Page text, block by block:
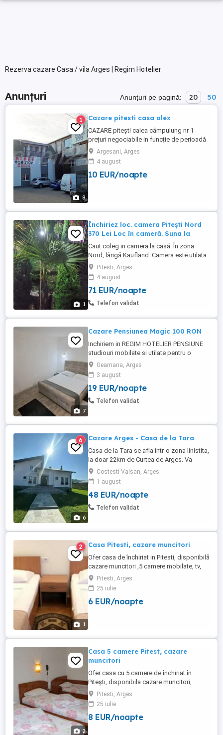
Rezerva cazare Casa / vila Arges | Regim Hotelier
Anunțuri Anunțuri pe pagină: 20 50
8
1 Cazare pitesti casa alex
CAZARE pitești calea câmpulung nr 1
prețuri negociabile in funcție de perioadă
Argesani, Arges
4 august
10 EUR/noapte
1
Închiriez loc. camera Pitești Nord
370 Lei Loc în cameră. Suna la
Caut coleg in camera la casă. În zona
Nord, lângă Kaufland. Camera este utilata
pt. 2 persoane, condiții avantajoase. 370
Lei de persoana + utilități. Nu scrieti
mesaje.
Pitesti, Arges
4 august
71 EUR/noapte
Telefon validat
7
Cazare Pensiunea Magic 100 RON
Inchiriem in REGIM HOTELIER PENSIUNE
studiouri mobilate si utilate pentru o
acomodare cat mai confortabila, fie pe
termen scurt ori de durata. Locațiile sunt
situate stradal, locuri libere de parcare ,
restaurante ,pizza. magazine in
vecinătatea locațiilor . Targul saptamanal
Geamana, Arges
3 august
19 EUR/noapte
Telefon validat
6
6 Cazare Arges - Casa de la Tara
Casa de la Tara se afla intr-o zona linistita,
la doar 22km de Curtea de Arges. Va
punem la dispozitie un living generos de
50mp2, o bucatarie complet utilata si 7
camere dintre care 5 duble matrimoniale si
2 camere triple. Camerele dispun de baie
proprie, tv, wifi. Optional se poate inchiria
Costesti-Valsan, Arges
1 august
48 EUR/noapte
Telefon validat
1
2 Casa Pitesti, cazare muncitori
Ofer casa de închiriat in Pitesti, disponibilă
cazare muncitori ,5 camere mobilate, tv,
lenjerie pat, bucătărie utilata, gr.sanitare,
centrala termică proprie, locuri de parcare,
spatiu depozitare, terasă, grătar.
Capacitate cazare 12 persoane Se ofera
Pitesti, Arges
25 iulie
6 EUR/noapte
2
Casa 5 camere Pitest, cazare
muncitori
Ofer casa cu 5 camere de închiriat în
Pitești, disponibila cazare muncitori,
mobilata, tv, internet, lenjerie pat, bucătărie
utilată, 4 gr.sanitare, Capacitate cazare 12-
13 persoane
Pitesti, Arges
25 iulie
8 EUR/noapte